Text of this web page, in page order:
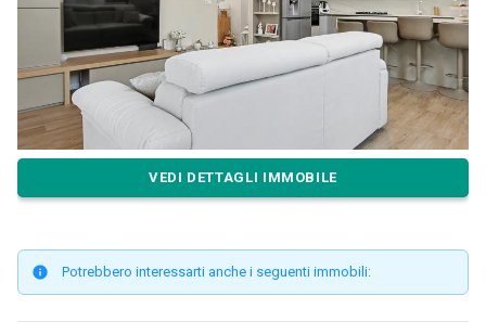
VEDI DETTAGLI IMMOBILE
Potrebbero interessarti anche i seguenti immobili: